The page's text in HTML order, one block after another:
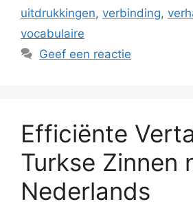
uitdrukkingen, verbinding,
vocabulaire
Geef een reactie
Efficiënte
Turkse Zinnen
Nederlands